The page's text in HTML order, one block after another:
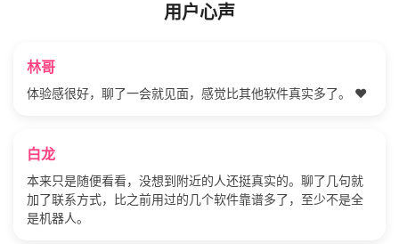
用户心声
林哥
体验感很好，聊了一会就见面，感觉比其他软件真实多了。 ❤️
白龙
本来只是随便看看，没想到附近的人还挺真实的。聊了几句就
加了联系方式，比之前用过的几个软件靠谱多了，至少不是全
是机器人。